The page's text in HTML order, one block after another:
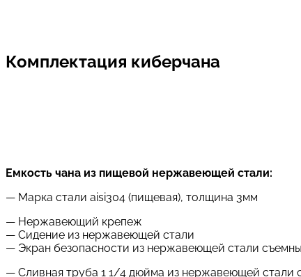
Комплектация киберчана
Емкость чана из пищевой нержавеющей стали:
— Марка стали aisi304 (пищевая), толщина 3мм
— Нержавеющий крепеж
— Сидение из нержавеющей стали
— Экран безопасности из нержавеющей стали
— Сливная труба 1 1/4 дюйма из нержавеющей